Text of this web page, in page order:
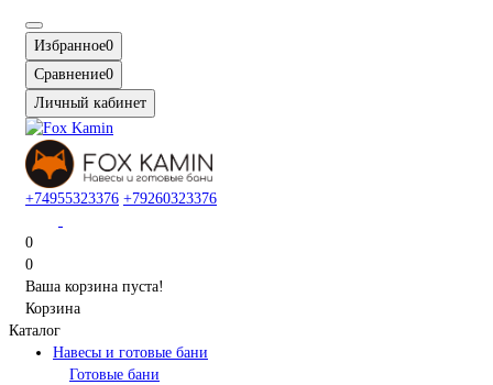
Избранное0
Сравнение0
Личный кабинет
+74955323376 +79260323376
0
0
Ваша корзина пуста!
Корзина
Каталог
Навесы и готовые бани
Готовые бани